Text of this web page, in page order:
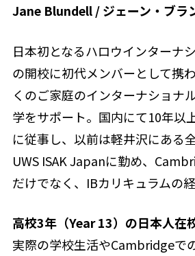
Jane Blundell / ジェーン・ブラ
日本初となるハロウインターナ
の開校に初代メンバーとして携
くのご家庭のインターナショナ
学をサポート。国内にて10年以
に従事し、以前は軽井沢にある
UWS ISAK Japanに勤め、
だけでなく、IBカリキュラムの経
高校3年（Year 13）の日本人在
実際の学校生活やCambridgeで